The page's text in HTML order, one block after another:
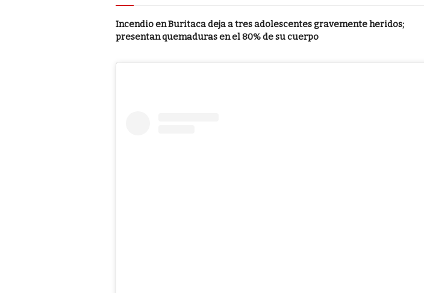
Incendio en Buritaca deja a tres adolescentes gravemente heridos;
presentan quemaduras en el 80% de su cuerpo